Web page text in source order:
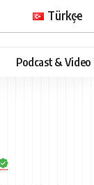
Türkçe
Podcast & Video